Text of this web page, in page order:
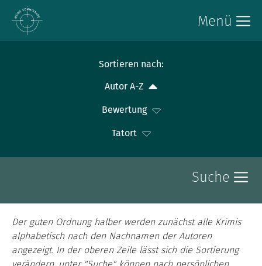
Menü
Sortieren nach:
Autor A-Z
Bewertung
Tatort
Suche
Der guten Ordnung halber werden zunächst alle Krimis
alphabetisch nach den Nachnamen der Autoren
angezeigt. In der oberen Zeile lässt sich die Sortierung
verändern, unter "Suche" können nach persönlichen